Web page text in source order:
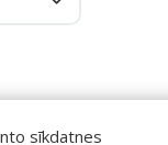
sīkdatnes
veikalu visā Latvijā